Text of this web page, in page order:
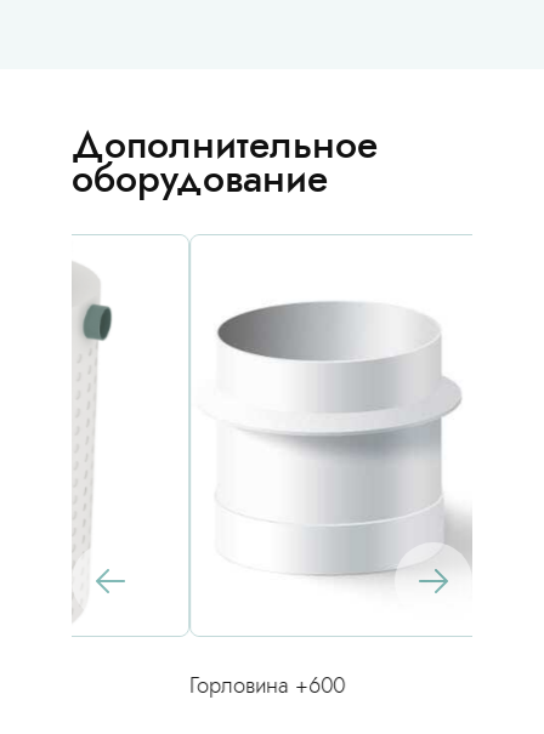
Дополнительное
оборудование
Горловина +600